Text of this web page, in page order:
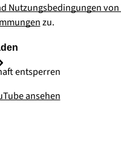
Nutzungsbedingungen
zu.
entsperren
ansehen